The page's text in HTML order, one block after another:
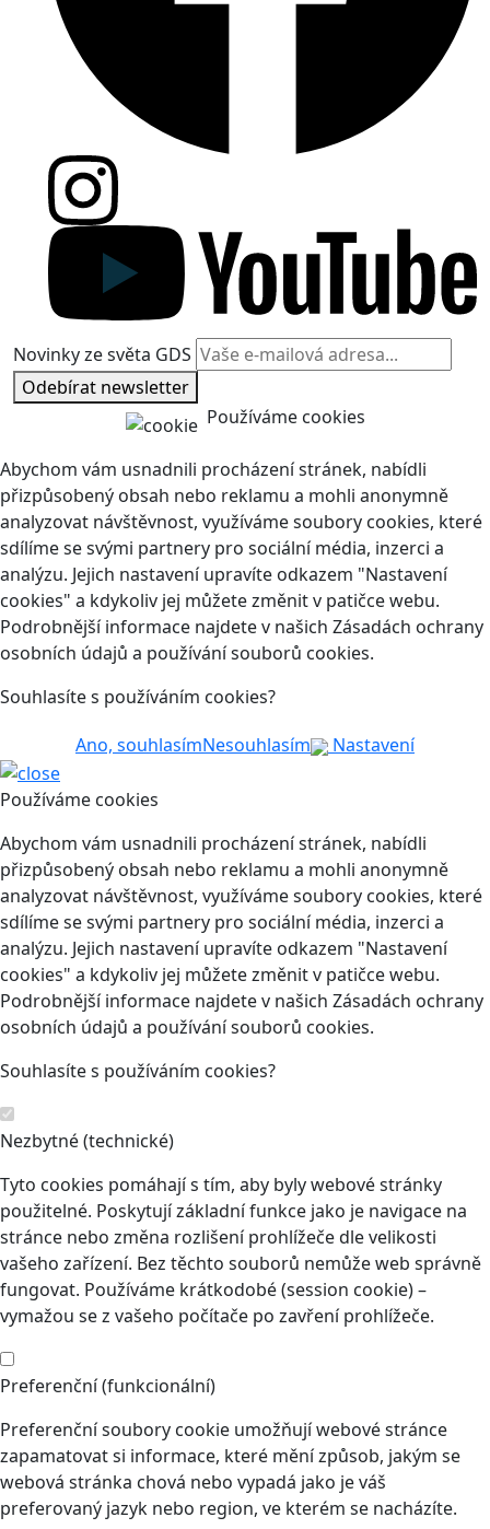
Novinky ze světa GDS
Odebírat newsletter
Používáme cookies
Abychom vám usnadnili procházení stránek, nabídli
přizpůsobený obsah nebo reklamu a mohli anonymně
analyzovat návštěvnost, využíváme soubory cookies, které
sdílíme se svými partnery pro sociální média, inzerci a
analýzu. Jejich nastavení upravíte odkazem "Nastavení
cookies" a kdykoliv jej můžete změnit v patičce webu.
Podrobnější informace najdete v našich Zásadách ochrany
osobních údajů a používání souborů cookies.
Souhlasíte s používáním cookies?
Ano, souhlasímNesouhlasím Nastavení
Používáme cookies
Abychom vám usnadnili procházení stránek, nabídli
přizpůsobený obsah nebo reklamu a mohli anonymně
analyzovat návštěvnost, využíváme soubory cookies, které
sdílíme se svými partnery pro sociální média, inzerci a
analýzu. Jejich nastavení upravíte odkazem "Nastavení
cookies" a kdykoliv jej můžete změnit v patičce webu.
Podrobnější informace najdete v našich Zásadách ochrany
osobních údajů a používání souborů cookies.
Souhlasíte s používáním cookies?
Nezbytné (technické)
Tyto cookies pomáhají s tím, aby byly webové stránky
použitelné. Poskytují základní funkce jako je navigace na
stránce nebo změna rozlišení prohlížeče dle velikosti
vašeho zařízení. Bez těchto souborů nemůže web správně
fungovat. Používáme krátkodobé (session cookie) –
vymažou se z vašeho počítače po zavření prohlížeče.
Preferenční (funkcionální)
Preferenční soubory cookie umožňují webové stránce
zapamatovat si informace, které mění způsob, jakým se
webová stránka chová nebo vypadá jako je váš
preferovaný jazyk nebo region, ve kterém se nacházíte.